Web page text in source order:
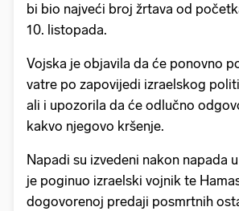
bi bio najveći broj žrtava od
10. listopada.
Vojska je objavila da će ponovno
vatre po zapovijedi izraelskog
ali i upozorila da će odlučno
kakvo njegovo kršenje.
Napadi su izvedeni nakon napada
je poginuo izraelski vojnik te
dogovorenoj predaji posmrtnih